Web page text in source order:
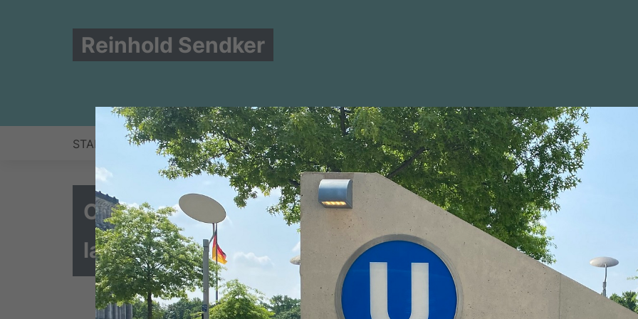
Reinhold Sendker
START NEWS ZUR PERSON BERLIN WAHLKREIS POSITIONEN BILDER NEWSLETTER
Corona-Soforthilfen auch für Höfe, Forstbetriebe
landwirtschaftlichen Gartenbau